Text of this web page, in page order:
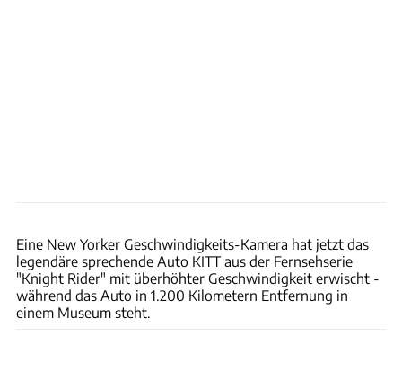
Eine New Yorker Geschwindigkeits-Kamera hat jetzt das
legendäre sprechende Auto KITT aus der Fernsehserie
"Knight Rider" mit überhöhter Geschwindigkeit erwischt -
während das Auto in 1.200 Kilometern Entfernung in
einem Museum steht.